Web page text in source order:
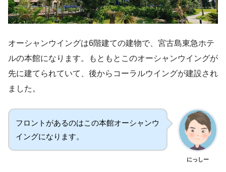
オーシャンウイングは6階建ての建物で、宮古島東急ホテ
ルの本館になります。もともとこのオーシャンウイングが
先に建てられていて、後からコーラルウイングが建設され
ました。
フロントがあるのはこの本館オーシャンウ
イングになります。
にっしー